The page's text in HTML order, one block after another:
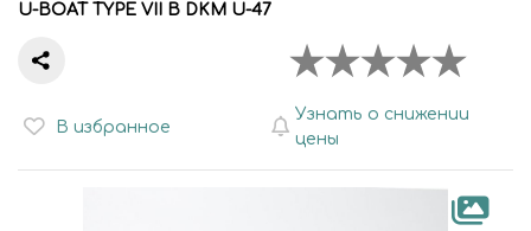
U-BOAT TYPE VII B DKM U-47
В избранное
Узнать о снижении
цены